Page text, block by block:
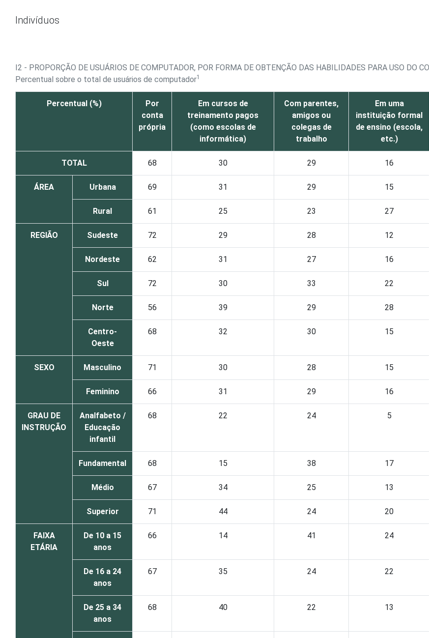
Indivíduos
I2 - PROPORÇÃO DE USUÁRIOS DE COMPUTADOR, POR FORMA DE OBTENÇÃO DAS HABILIDADES PARA USO DO
Percentual sobre o total de usuários de computador1
Percentual (%)
Por
conta
própria
Em cursos de
treinamento pagos
(como escolas de
informática)
Com parentes,
amigos ou
colegas de
trabalho
Em uma
instituição formal
de ensino (escola,
etc.)
TOTAL 68 30 29 16
ÁREA Urbana 69 31 29 15
Rural 61 25 23 27
REGIÃO Sudeste 72 29 28 12
Nordeste 62 31 27 16
Sul 72 30 33 22
Norte 56 39 29 28
Centro-
Oeste
68 32 30 15
SEXO Masculino 71 30 28 15
Feminino 66 31 29 16
GRAU DE
INSTRUÇÃO
Analfabeto /
Educação
infantil
68 22 24 5
Fundamental 68 15 38 17
Médio 67 34 25 13
Superior 71 44 24 20
FAIXA
ETÁRIA
De 10 a 15
anos
66 14 41 24
De 16 a 24
anos
67 35 24 22
De 25 a 34
anos
68 40 22 13